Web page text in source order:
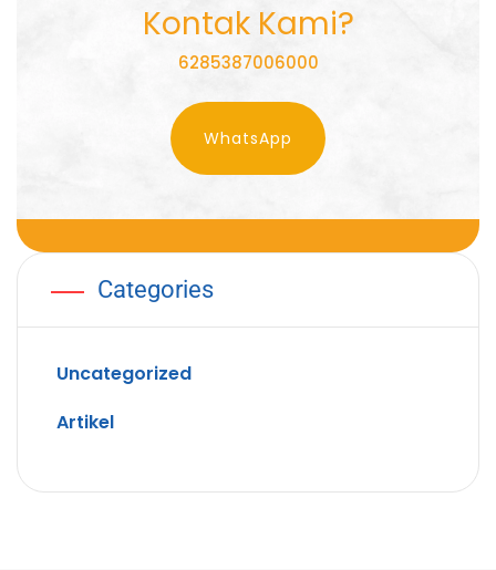
Kontak Kami?
6285387006000
WhatsApp
Categories
Uncategorized
Artikel